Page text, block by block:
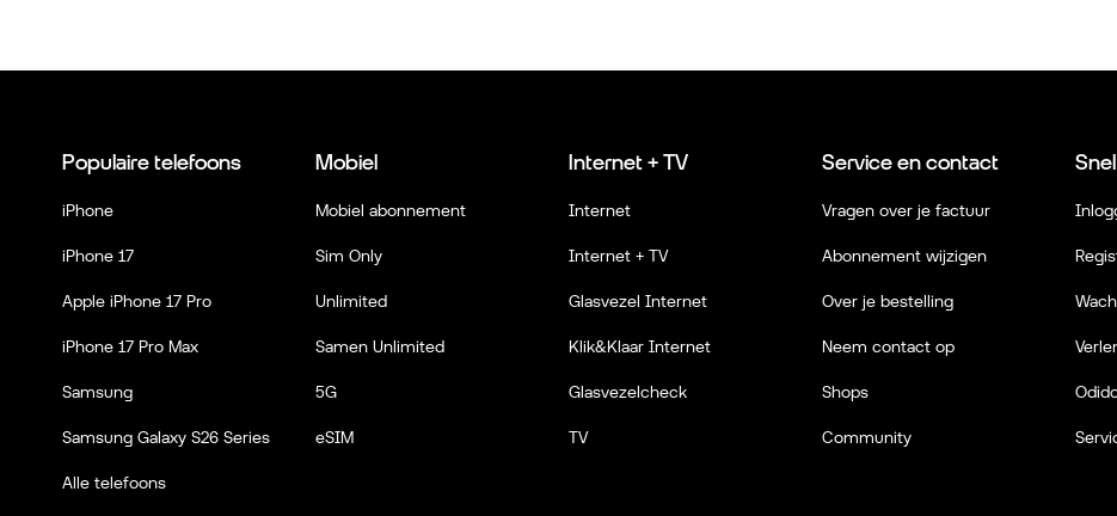
Populaire telefoons
iPhone
iPhone 17
Apple iPhone 17 Pro
iPhone 17 Pro Max
Samsung
Samsung Galaxy S26 Series
Alle telefoons
Mobiel
Mobiel abonnement
Sim Only
Unlimited
Samen Unlimited
5G
eSIM
Internet + TV
Internet
Internet + TV
Glasvezel Internet
Klik&Klaar Internet
Glasvezelcheck
TV
Service en contact
Vragen over je factuur
Abonnement wijzigen
Over je bestelling
Neem contact op
Shops
Community